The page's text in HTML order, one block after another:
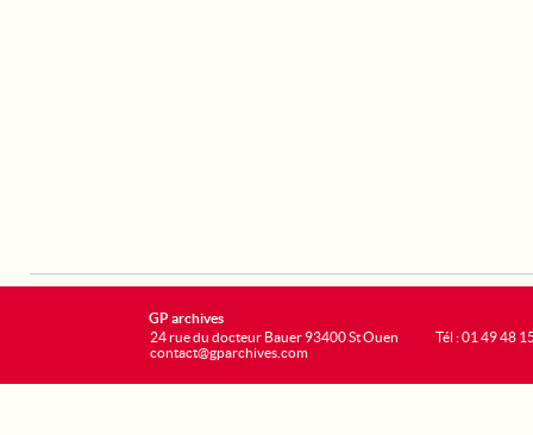
GP archives
24 rue du docteur Bauer 93400 St Ouen
contact@gparchives.com
Tél : 01 49 48